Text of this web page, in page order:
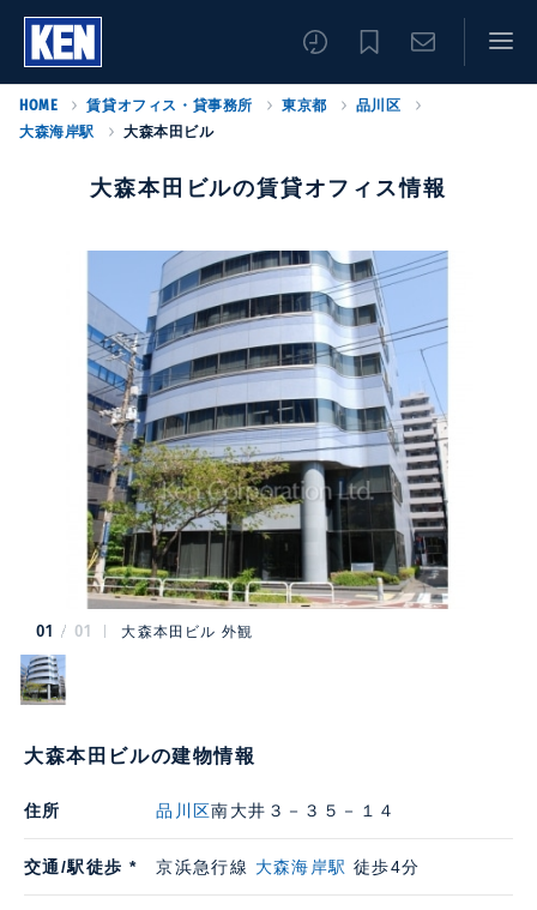
HOME 賃貸オフィス・貸事務所 東京都
品川区
大森海岸駅
大森本田ビル
大森本田ビルの賃貸オフィス情報
01 01 大森本田ビル 外観
大森本田ビルの建物情報
住所 品川区南大井３－３５－１４
交通/駅徒歩 * 京浜急行線 大森海岸駅 徒歩4分